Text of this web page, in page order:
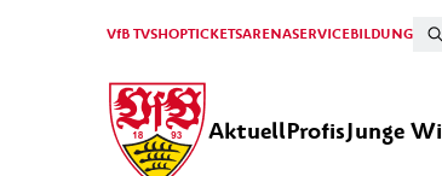
VfB TVSHOPTICKETSARENASERVICEBILDUNG
AktuellProfisJunge